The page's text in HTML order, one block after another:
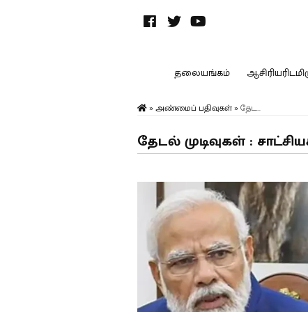
தலையங்கம்
» அண்மைப் பதிவுகள்» தேட...
தேடல் முடிவுகள் :